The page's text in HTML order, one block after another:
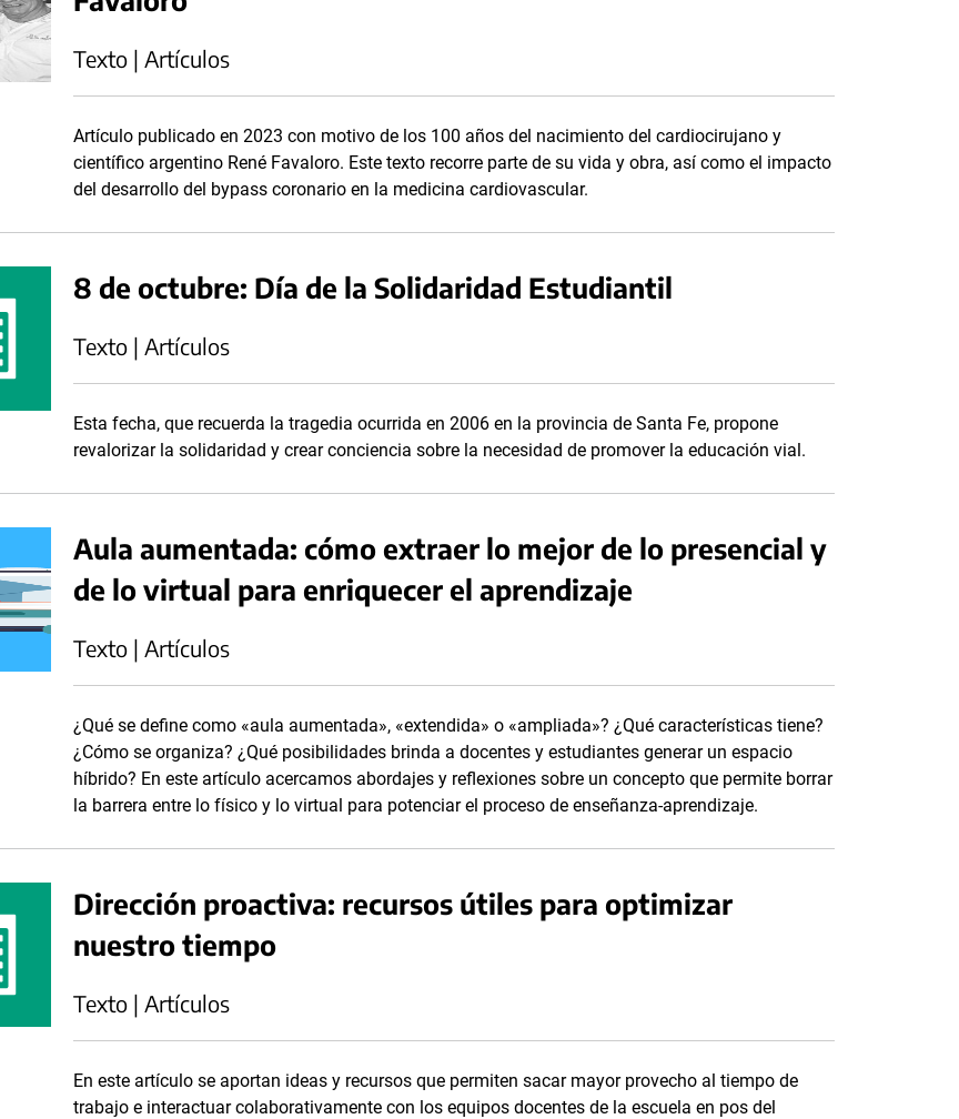
Texto | Artículos
Artículo publicado en 2023 con motivo de los 100 años del nacimiento del cardiocirujano y
científico argentino René Favaloro. Este texto recorre parte de su vida y obra, así como el impacto
del desarrollo del bypass coronario en la medicina cardiovascular.
8 de octubre: Día de la Solidaridad Estudiantil
Texto | Artículos
Esta fecha, que recuerda la tragedia ocurrida en 2006 en la provincia de Santa Fe, propone
revalorizar la solidaridad y crear conciencia sobre la necesidad de promover la educación vial.
Aula aumentada: cómo extraer lo mejor de lo presencial y
de lo virtual para enriquecer el aprendizaje
Texto | Artículos
¿Qué se define como «aula aumentada», «extendida» o «ampliada»? ¿Qué características tiene?
¿Cómo se organiza? ¿Qué posibilidades brinda a docentes y estudiantes generar un espacio
híbrido? En este artículo acercamos abordajes y reflexiones sobre un concepto que permite borrar
la barrera entre lo físico y lo virtual para potenciar el proceso de enseñanza-aprendizaje.
Dirección proactiva: recursos útiles para optimizar
nuestro tiempo
Texto | Artículos
En este artículo se aportan ideas y recursos que permiten sacar mayor provecho al tiempo de
trabajo e interactuar colaborativamente con los equipos docentes de la escuela en pos del